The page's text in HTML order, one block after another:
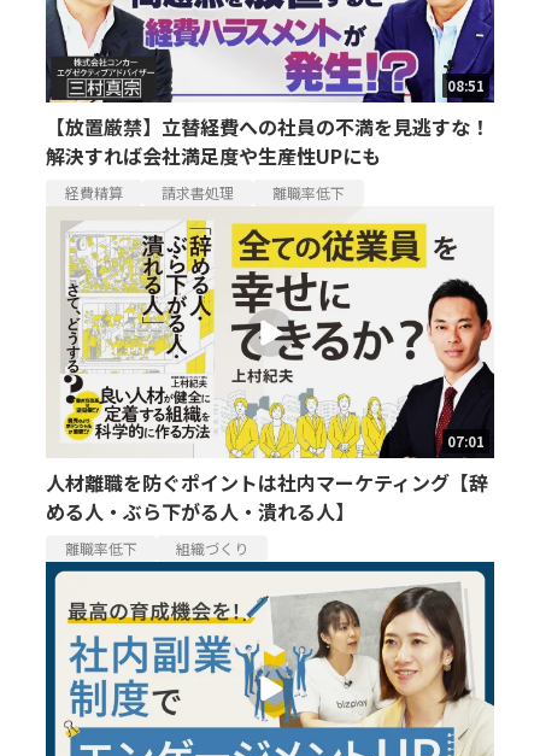
08:51
【放置厳禁】立替経費への社員の不満を見逃すな！
解決すれば会社満足度や生産性UPにも
経費精算 請求書処理 離職率低下
07:01
人材離職を防ぐポイントは社内マーケティング【辞
める人・ぶら下がる人・潰れる人】
離職率低下 組織づくり